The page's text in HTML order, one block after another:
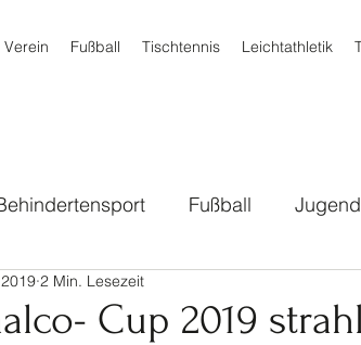
Verein Fußball Tischtennis Leichtathletik
Fußball
Tischtennis
Cup 2019
2 Min. Lesezeit